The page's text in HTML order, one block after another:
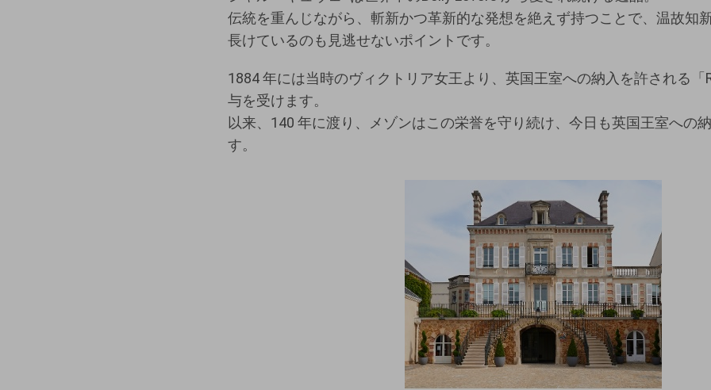
伝統を重んじながら、斬新かつ革新的な発想を絶えず持つことで、温故知
長けているのも見逃せないポイントです。
1884 年には当時のヴィクトリア女王より、英国王室への納入を許される「
与を受けます。
以来、140 年に渡り、メゾンはこの栄誉を守り続け、今日も英国王室への
す。